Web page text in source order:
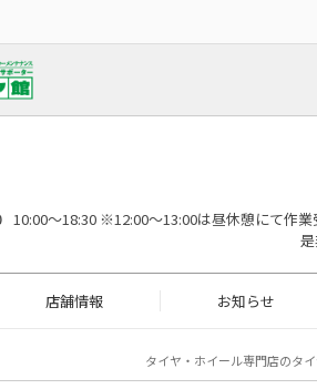
10:00～18:30 ※12:00～13:00は昼休憩にて作
店舗情報 お知らせ
タイヤ・ホイール専門店のタ